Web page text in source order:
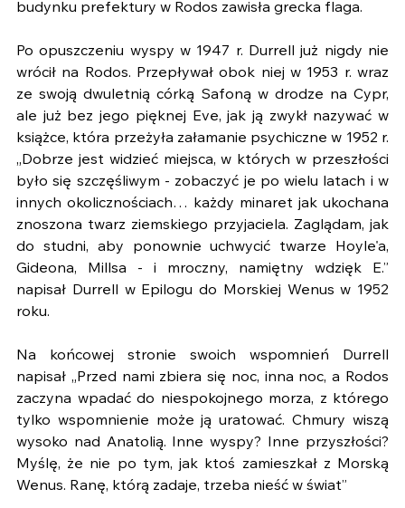
budynku prefektury w Rodos zawisła grecka flaga.
Po opuszczeniu wyspy w 1947 r. Durrell już nigdy nie
wrócił na Rodos. Przepływał obok niej w 1953 r. wraz
ze swoją dwuletnią córką Safoną w drodze na Cypr,
ale już bez jego pięknej Eve, jak ją zwykł nazywać w
książce, która przeżyła załamanie psychiczne w 1952 r.
„Dobrze jest widzieć miejsca, w których w przeszłości
było się szczęśliwym - zobaczyć je po wielu latach i w
innych okolicznościach… każdy minaret jak ukochana
znoszona twarz ziemskiego przyjaciela. Zaglądam, jak
do studni, aby ponownie uchwycić twarze Hoyle'a,
Gideona, Millsa - i mroczny, namiętny wdzięk E.”
napisał Durrell w Epilogu do Morskiej Wenus w 1952
roku.
Na końcowej stronie swoich wspomnień Durrell
napisał „Przed nami zbiera się noc, inna noc, a Rodos
zaczyna wpadać do niespokojnego morza, z którego
tylko wspomnienie może ją uratować. Chmury wiszą
wysoko nad Anatolią. Inne wyspy? Inne przyszłości?
Myślę, że nie po tym, jak ktoś zamieszkał z Morską
Wenus. Ranę, którą zadaje, trzeba nieść w świat”